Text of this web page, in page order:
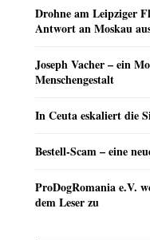
Drohne am Leipziger
Antwort an Moskau
Joseph Vacher – ein
Menschengestalt
In Ceuta eskaliert die
Bestell-Scam – eine
ProDogRomania e.V.
dem Leser zu